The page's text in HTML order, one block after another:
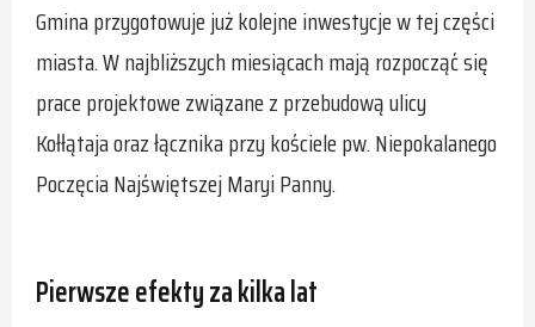
Gmina przygotowuje już kolejne inwestycje w tej części
miasta. W najbliższych miesiącach mają rozpocząć się
prace projektowe związane z przebudową ulicy
Kołłątaja oraz łącznika przy kościele pw. Niepokalanego
Poczęcia Najświętszej Maryi Panny.
Pierwsze efekty za kilka lat